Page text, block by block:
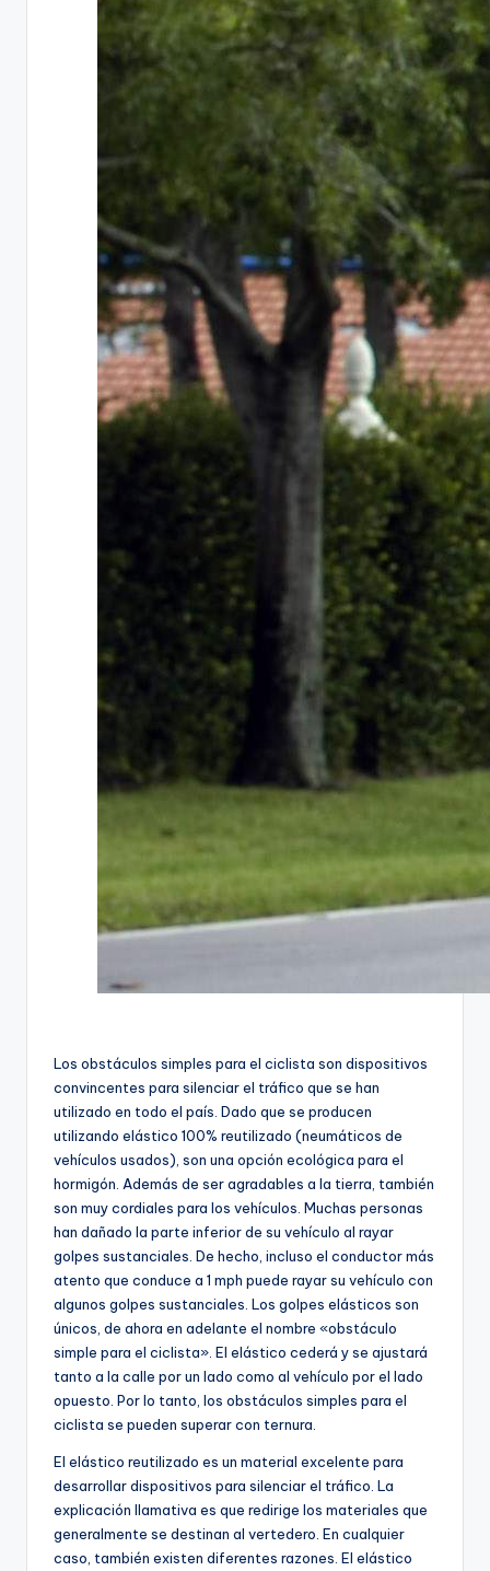
Los obstáculos simples para el ciclista son dispositivos
convincentes para silenciar el tráfico que se han
utilizado en todo el país. Dado que se producen
utilizando elástico 100% reutilizado (neumáticos de
vehículos usados), son una opción ecológica para el
hormigón. Además de ser agradables a la tierra, también
son muy cordiales para los vehículos. Muchas personas
han dañado la parte inferior de su vehículo al rayar
golpes sustanciales. De hecho, incluso el conductor más
atento que conduce a 1 mph puede rayar su vehículo con
algunos golpes sustanciales. Los golpes elásticos son
únicos, de ahora en adelante el nombre «obstáculo
simple para el ciclista». El elástico cederá y se ajustará
tanto a la calle por un lado como al vehículo por el lado
opuesto. Por lo tanto, los obstáculos simples para el
ciclista se pueden superar con ternura.
El elástico reutilizado es un material excelente para
desarrollar dispositivos para silenciar el tráfico. La
explicación llamativa es que redirige los materiales que
generalmente se destinan al vertedero. En cualquier
caso, también existen diferentes razones. El elástico